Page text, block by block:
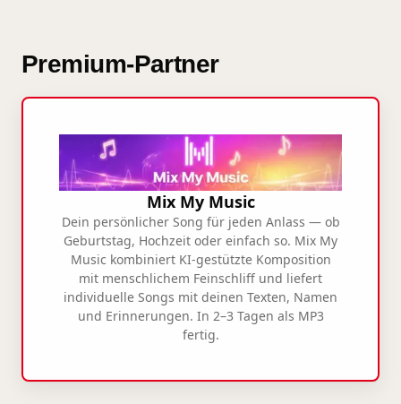
Premium-Partner
Mix My Music
Dein persönlicher Song für jeden Anlass — ob
Geburtstag, Hochzeit oder einfach so. Mix My
Music kombiniert KI-gestützte Komposition
mit menschlichem Feinschliff und liefert
individuelle Songs mit deinen Texten, Namen
und Erinnerungen. In 2–3 Tagen als MP3
fertig.